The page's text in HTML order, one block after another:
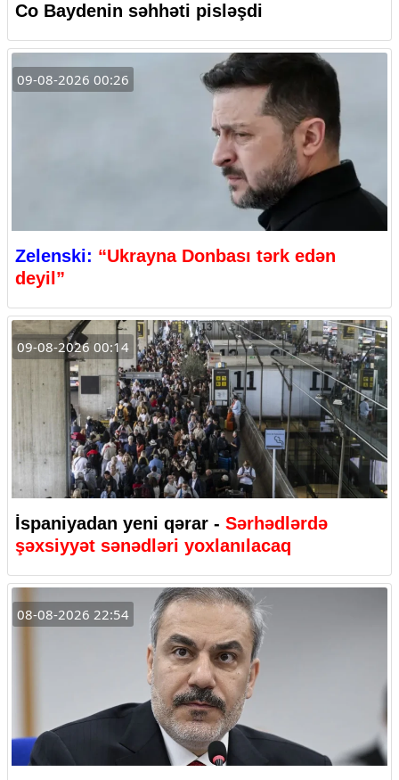
Co Baydenin səhhəti pisləşdi
09-08-2026 00:26
Zelenski: “Ukrayna Donbası tərk edən
deyil”
09-08-2026 00:14
İspaniyadan yeni qərar - Sərhədlərdə
şəxsiyyət sənədləri yoxlanılacaq
08-08-2026 22:54